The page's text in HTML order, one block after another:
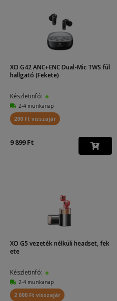
XO G42 ANC+ENC Dual-Mic TWS fül
hallgató (Fekete)
Készletinfó:
2-4 munkanap
200 Ft visszajár
9 899 Ft
XO G5 vezeték nélküli headset, fek
ete
Készletinfó:
2-4 munkanap
2 000 Ft visszajár